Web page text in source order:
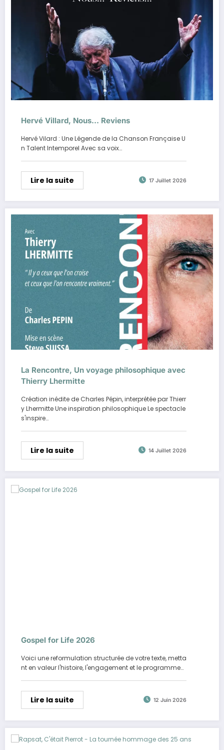
Hervé Villard, Nous… Reviens
Hervé Vilard : Une Légende de la Chanson Française U
n Talent Intemporel Avec sa voix…
Lire la suite 17 Juillet 2026
La Rencontre, Un voyage philosophique avec
Thierry Lhermitte
Création inédite de Charles Pépin, interprétée par Thierr
y Lhermitte Une inspiration philosophique Le spectacle
s'inspire…
Lire la suite 14 Juillet 2026
Gospel for Life 2026
Voici une reformulation structurée de votre texte, metta
nt en valeur l'histoire, l'engagement et le programme…
Lire la suite 12 Juin 2026